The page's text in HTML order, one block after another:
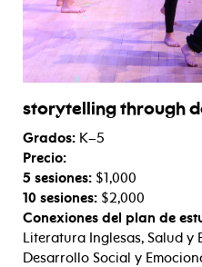
storytelling through
Grados: K–5
Precio:
5 sesiones: $1,000
10 sesiones: $2,000
Conexiones del plan de
Literatura Inglesas, Salud y
Desarrollo Social y